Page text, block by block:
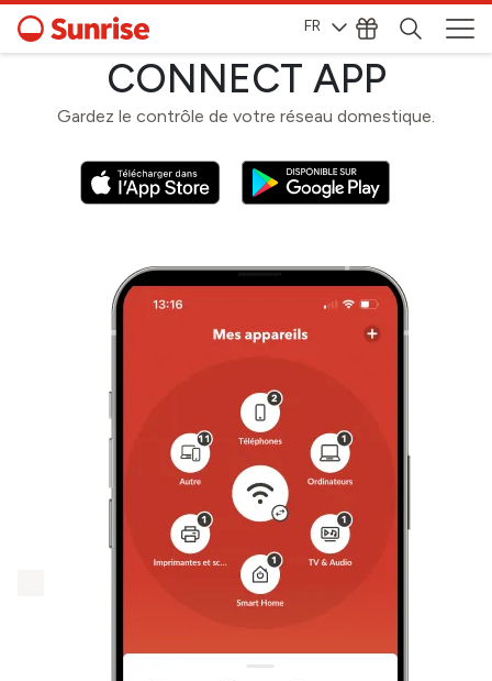
FR
CONNECT APP
Gardez le contrôle de votre réseau domestique.